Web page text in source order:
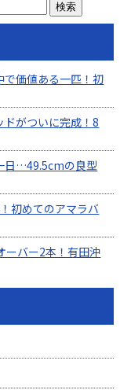
で価値ある一匹！初
ドがついに完成！8
日…49.5cmの良型
初めてのアマラバ
ーバー2本！有田沖